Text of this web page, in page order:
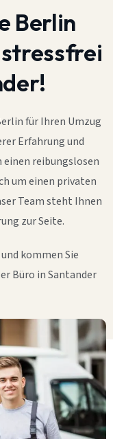
Berlin
für Ihren Umzug
Erfahrung und
reibungslosen
um einen privaten
Team steht Ihnen
zur Seite.
kommen Sie
Büro in Santander